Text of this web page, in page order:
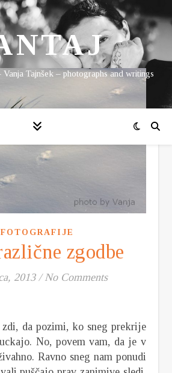
Vanja Tajnšek – photographs and writings
FOTOGRAFIJE
zgodbe
2013 / No Comments
da pozimi, ko sneg prekrije
No, povem vam, da je v
Ravno sneg nam ponudi